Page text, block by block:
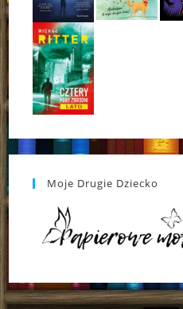
Moje Drugie Dziecko